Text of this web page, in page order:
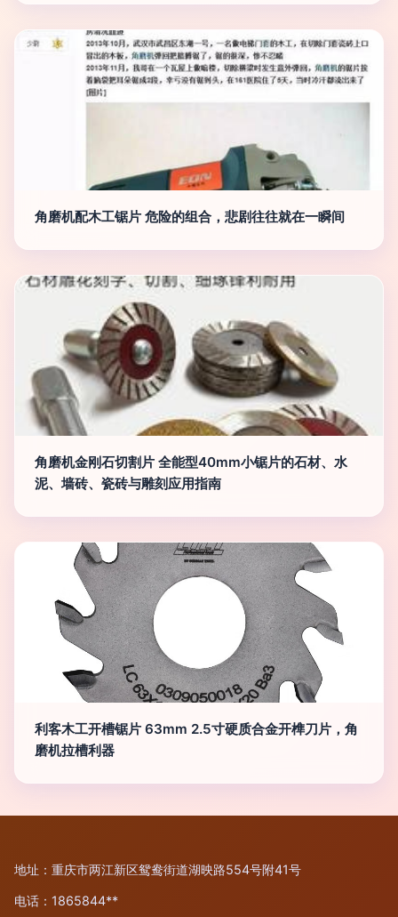
角磨机配木工锯片 危险的组合，悲剧往往就在一瞬间
角磨机金刚石切割片 全能型40mm小锯片的石材、水
泥、墙砖、瓷砖与雕刻应用指南
利客木工开槽锯片 63mm 2.5寸硬质合金开榫刀片，角
磨机拉槽利器
地址：重庆市两江新区鸳鸯街道湖映路554号附41号
电话：1865844**